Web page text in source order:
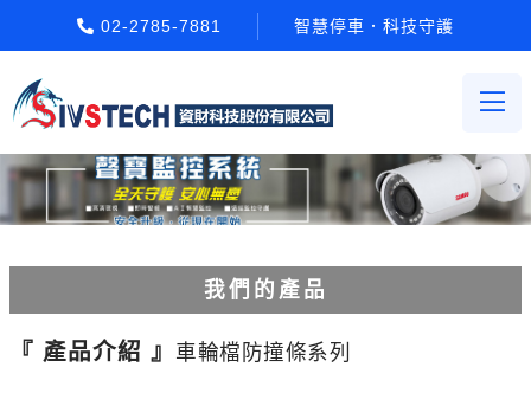
02-2785-7881 智慧停車．科技守護
我們的產品
電動柵欄機系列
『 產品介紹 』 車輪檔防撞條系列